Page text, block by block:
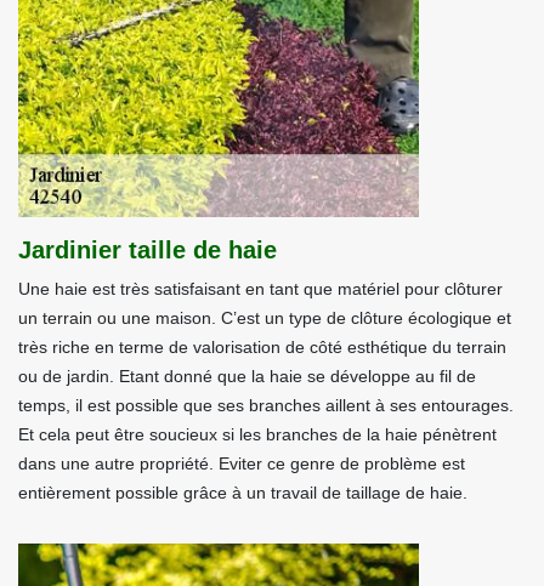
Jardinier taille de haie
Une haie est très satisfaisant en tant que matériel pour clôturer
un terrain ou une maison. C’est un type de clôture écologique et
très riche en terme de valorisation de côté esthétique du terrain
ou de jardin. Etant donné que la haie se développe au fil de
temps, il est possible que ses branches aillent à ses entourages.
Et cela peut être soucieux si les branches de la haie pénètrent
dans une autre propriété. Eviter ce genre de problème est
entièrement possible grâce à un travail de taillage de haie.